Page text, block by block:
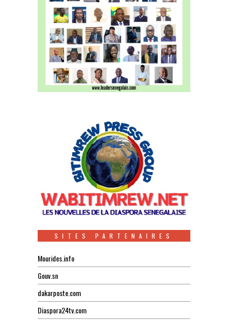
SITES PARTENAIRES
Mourides.info
Gouv.sn
dakarposte.com
Diaspora24tv.com